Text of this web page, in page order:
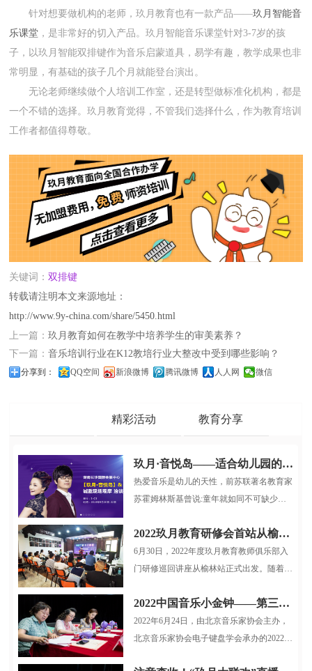
针对想要做机构的老师，玖月教育也有一款产品——玖月智能音
乐课堂 ，是非常好的切入产品。玖月智能音乐课堂针对3-7岁的孩
子，以玖月智能双排键作为音乐启蒙道具，易学有趣，教学成果也非
常明显，有基础的孩子几个月就能登台演出。
无论老师继续做个人培训工作室，还是转型做标准化机构，都是
一个不错的选择。玖月教育觉得，不管我们选择什么，作为教育培训
工作者都值得尊敬。
关键词：双排键
转载请注明本文来源地址：
http://www.9y-china.com/share/5450.html
上一篇：玖月教育如何在教学中培养学生的审美素养？
下一篇：音乐培训行业在K12教培行业大整改中受到哪些影响？
分享到： QQ空间 新浪微博 腾讯微博 人人网 微信
精彩活动 教育分享
玖月·音悦岛——适合幼儿园的多媒体音乐启蒙课程
热爱音乐是幼儿的天性，前苏联著名教育家
苏霍姆林斯基曾说:童年就如同不可缺少游
2022玖月教育研修会首站从榆林启航
6月30日，2022年度玖月教育教师俱乐部入
门研修巡回讲座从榆林站正式出发。随着疫
2022中国音乐小金钟——第三届全国电子键盘展演北京选拔赛圆满结束
2022年6月24日，由北京音乐家协会主办，
北京音乐家协会电子键盘学会承办的2022中